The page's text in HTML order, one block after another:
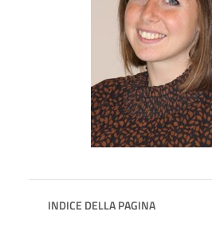
INDICE DELLA PAGINA